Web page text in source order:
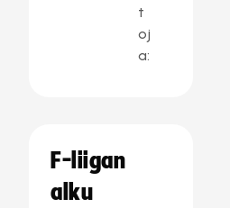
t
oj
a:
F-liigan
alku